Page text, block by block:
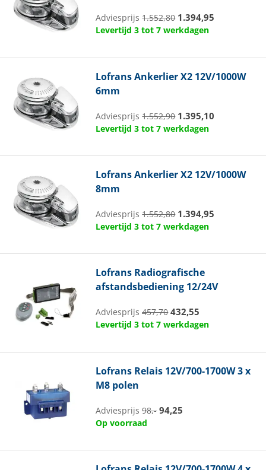
Adviesprijs1.552,80 1.394,95
Levertijd 3 tot 7 werkdagen
LofransAnkerlier X2 12V/1000W
6mm
Adviesprijs1.552,90 1.395,10
Levertijd 3 tot 7 werkdagen
LofransAnkerlier X2 12V/1000W
8mm
Adviesprijs1.552,80 1.394,95
Levertijd 3 tot 7 werkdagen
Lofrans Radiografische
afstandsbediening 12/24V
Adviesprijs457,70 432,55
Levertijd 3 tot 7 werkdagen
Lofrans Relais 12V/700-1700W 3 x
M8 polen
Adviesprijs98,- 94,25
Op voorraad